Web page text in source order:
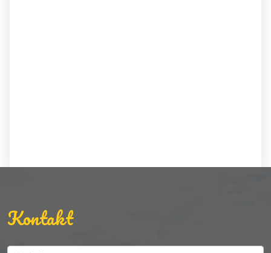
Kontakt